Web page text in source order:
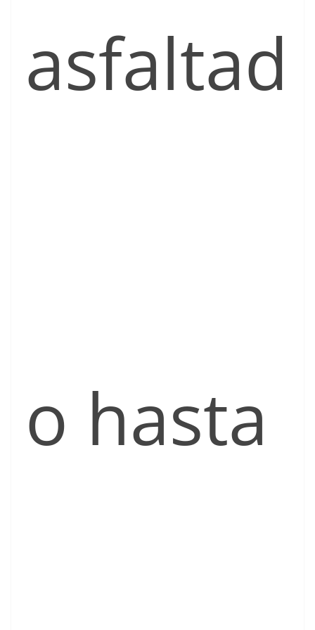
asfaltad
o hasta